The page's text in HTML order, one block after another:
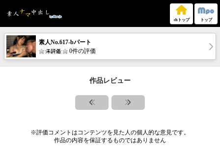
chトップ トップ
素人No.617-bパート
0件の評価
作品レビュー
※評価コメントはコンテンツを見た人の個人的な意見です。
作品の内容を保証するものではありません